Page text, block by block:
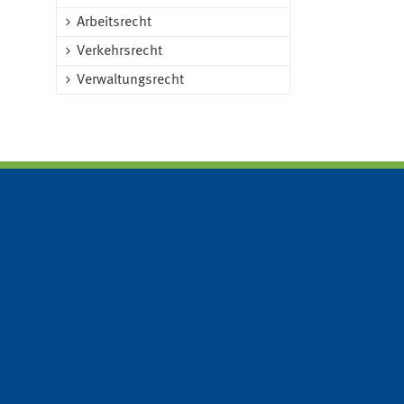
Arbeitsrecht
Verkehrsrecht
Verwaltungsrecht